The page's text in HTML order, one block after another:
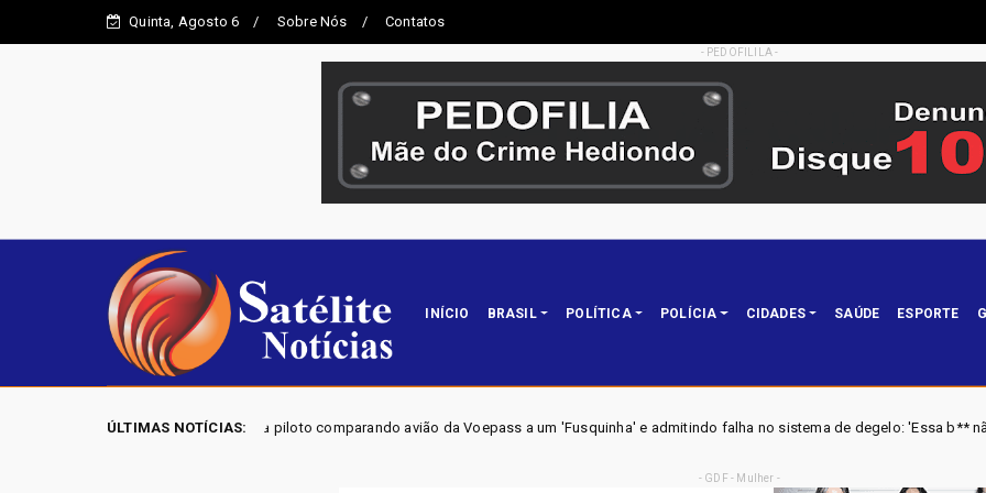
Quinta, Agosto 6 Sobre Nós Contatos
- PEDOFILILA -
INÍCIO BRASIL POLÍTICA POLÍCIA CIDADES SAÚDE ESPORTE
ÚLTIMAS NOTÍCIAS:
revela piloto comparando avião da Voepass a um 'Fusquinha' e admitindo falha no sistema de degelo: 'Essa b** não tá funcionando' Brasil
- GDF - Mulher -